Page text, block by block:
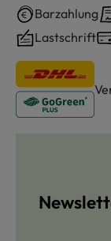
Barzahlung
Lastschrift